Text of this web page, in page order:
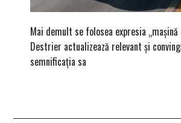
Mai demult se folosea expresia
Destrier actualizează relevant și
semnificația sa